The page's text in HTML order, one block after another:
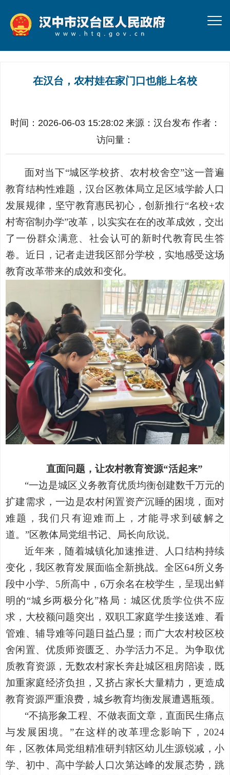
在汉台，农村娃在家门口也能上名校
时间：2026-06-03 15:28:02 来源： 汉台发布 作者：
访问量：
面对当下“城区学校挤、农村校舍空”这一普遍
教育结构性难题，汉台区教体局立足区域学龄人口
发展规律，坚守教育惠民初心，创新推行“名校+农
村寄宿制办学”改革，以实实在在的改革成效，交出
了一份群众满意、社会认可的新时代教育民生答
卷。近日，记者走进我区部分学校，实地感受这场
教育改革带来的成效和变化。
直面问题，让农村教育资源“活起来”
“一边是城区义务教育优质均衡创建数千万元的
扩建需求，一边是农村闲置资产沉睡的困境，面对
难题，我们只有迎难而上，才能寻求到破解之
道。”区教体局党组书记、局长向欣说。
近年来，随着城镇化加速推进、人口结构持续
变化，我区教育发展面临全新挑战。全区64所义务
段中小学、5所高中，6万余名在校学生，呈现出鲜
明的“城乡两极分化”格局：城区优质学位供不应
求，大校额问题突出，双职工家庭学生接送难、看
管难、辅导难等问题日益凸显；而广大农村校区校
舍闲置、优质师资匮乏、办学活力不足。为争取优
质教育资源，无数农村家长奔赴城区租房陪读，既
加重家庭经济负担，又挤占家长大量精力，更造成
教育资源严重浪费，城乡教育均衡发展遭遇瓶颈。
“不搞形象工程、不做表面文章，直面民生痛点
与发展困境。”在这样的改革理念影响下，2024
年，区教体局党组精准研判辖区幼儿生源锐减，小
学、初中、高中学龄人口次第达峰的发展态势，跳